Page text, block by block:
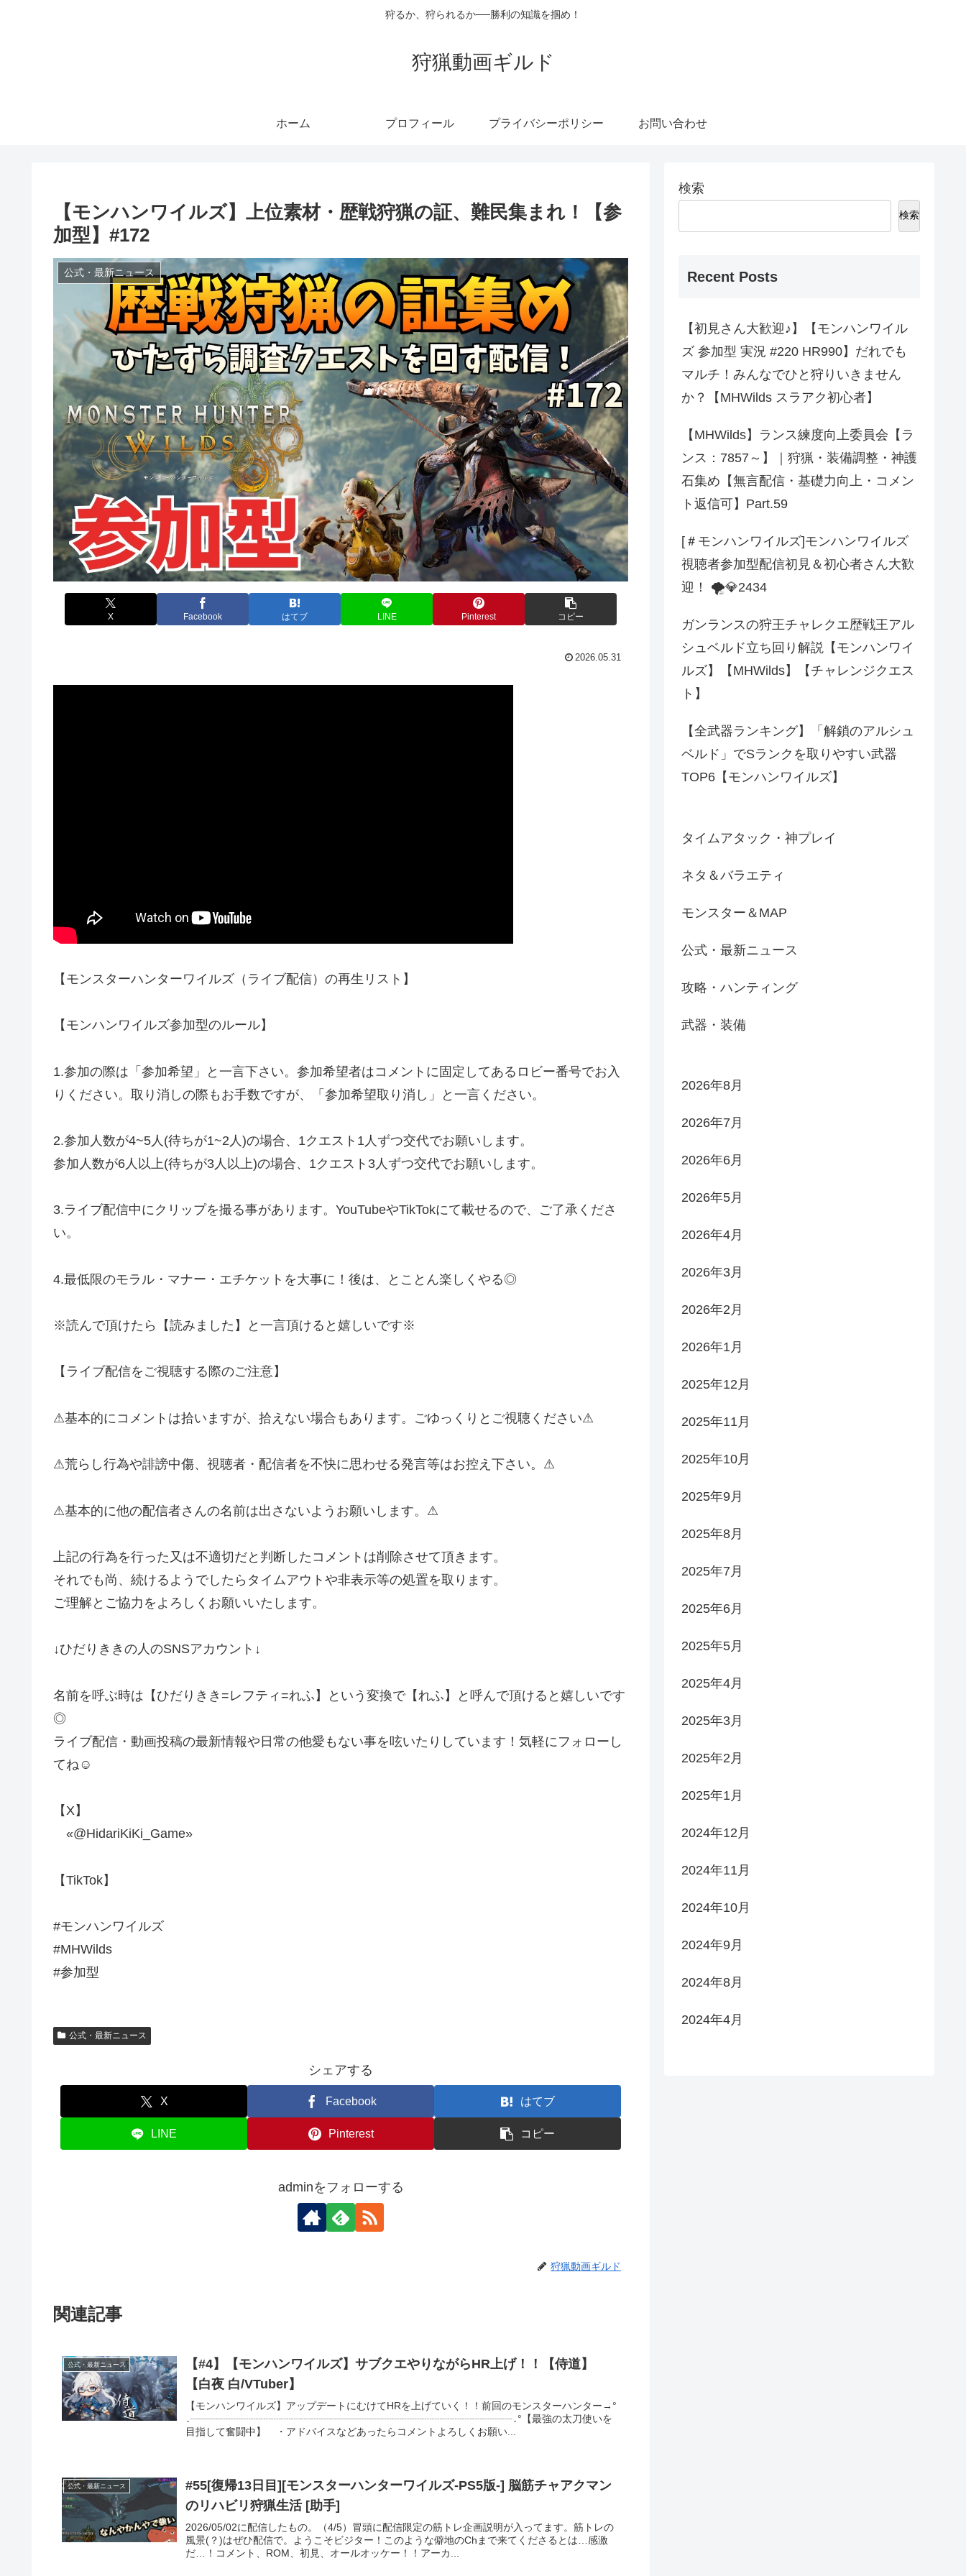
狩るか、狩られるか──勝利の知識を掴め！
狩猟動画ギルド
ホーム プロフィール プライバシーポリシー お問い合わせ
【モンハンワイルズ】上位素材・歴戦狩猟の証、難民集まれ！【参
加型】#172
公式・最新ニュース
X Facebook はてブ LINE Pinterest コピー
2026.05.31
【モンスターハンターワイルズ（ライブ配信）の再生リスト】
【モンハンワイルズ参加型のルール】
1.参加の際は「参加希望」と一言下さい。参加希望者はコメントに固定してあるロビー番号でお入
りください。取り消しの際もお手数ですが、「参加希望取り消し」と一言ください。
2.参加人数が4~5人(待ちが1~2人)の場合、1クエスト1人ずつ交代でお願いします。
参加人数が6人以上(待ちが3人以上)の場合、1クエスト3人ずつ交代でお願いします。
3.ライブ配信中にクリップを撮る事があります。YouTubeやTikTokにて載せるので、ご了承くださ
い。
4.最低限のモラル・マナー・エチケットを大事に！後は、とことん楽しくやる◎
※読んで頂けたら【読みました】と一言頂けると嬉しいです※
【ライブ配信をご視聴する際のご注意】
⚠基本的にコメントは拾いますが、拾えない場合もあります。ごゆっくりとご視聴ください⚠
⚠荒らし行為や誹謗中傷、視聴者・配信者を不快に思わせる発言等はお控え下さい。⚠
⚠基本的に他の配信者さんの名前は出さないようお願いします。⚠
上記の行為を行った又は不適切だと判断したコメントは削除させて頂きます。
それでも尚、続けるようでしたらタイムアウトや非表示等の処置を取ります。
ご理解とご協力をよろしくお願いいたします。
↓ひだりききの人のSNSアカウント↓
名前を呼ぶ時は【ひだりきき=レフティ=れふ】という変換で【れふ】と呼んで頂けると嬉しいです
◎
ライブ配信・動画投稿の最新情報や日常の他愛もない事を呟いたりしています！気軽にフォローし
てね☺
【X】
«@HidariKiKi_Game»
【TikTok】
#モンハンワイルズ
#MHWilds
#参加型
公式・最新ニュース
シェアする
X Facebook はてブ
LINE Pinterest コピー
adminをフォローする
狩猟動画ギルド
関連記事
公式・最新ニュース
【#4】【モンハンワイルズ】サブクエやりながらHR上げ！！【侍道】
【白夜 白/VTuber】
【モンハンワイルズ】アップデートにむけてHRを上げていく！！前回のモンスターハンター→°
․┈┈┈┈┈┈┈┈┈┈┈┈┈┈┈┈┈┈┈┈┈┈┈┈┈┈┈┈┈┈┈┈․°【最強の太刀使いを
目指して奮闘中】 ・アドバイスなどあったらコメントよろしくお願い...
公式・最新ニュース
#55[復帰13日目][モンスターハンターワイルズ-PS5版-] 脳筋チャアクマン
のリハビリ狩猟生活 [助手]
2026/05/02に配信したもの。（4/5）冒頭に配信限定の筋トレ企画説明が入ってます。筋トレの
風景(？)はぜひ配信で。ようこそビジター！このような僻地のChまで来てくださるとは…感激
だ…！コメント、ROM、初見、オールオッケー！！アーカ...
検索
検索
Recent Posts
【初見さん大歓迎♪】【モンハンワイル
ズ 参加型 実況 #220 HR990】だれでも
マルチ！みんなでひと狩りいきません
か？【MHWilds スラアク初心者】
【MHWilds】ランス練度向上委員会【ラ
ンス：7857～】｜狩猟・装備調整・神護
石集め【無言配信・基礎力向上・コメン
ト返信可】Part.59
[＃モンハンワイルズ]モンハンワイルズ
視聴者参加型配信初見＆初心者さん大歓
迎！ 🌪️💎2434
ガンランスの狩王チャレクエ歴戦王アル
シュベルド立ち回り解説【モンハンワイ
ルズ】【MHWilds】【チャレンジクエス
ト】
【全武器ランキング】「解鎖のアルシュ
ベルド」でSランクを取りやすい武器
TOP6【モンハンワイルズ】
タイムアタック・神プレイ
ネタ＆バラエティ
モンスター＆MAP
公式・最新ニュース
攻略・ハンティング
武器・装備
2026年8月
2026年7月
2026年6月
2026年5月
2026年4月
2026年3月
2026年2月
2026年1月
2025年12月
2025年11月
2025年10月
2025年9月
2025年8月
2025年7月
2025年6月
2025年5月
2025年4月
2025年3月
2025年2月
2025年1月
2024年12月
2024年11月
2024年10月
2024年9月
2024年8月
2024年4月